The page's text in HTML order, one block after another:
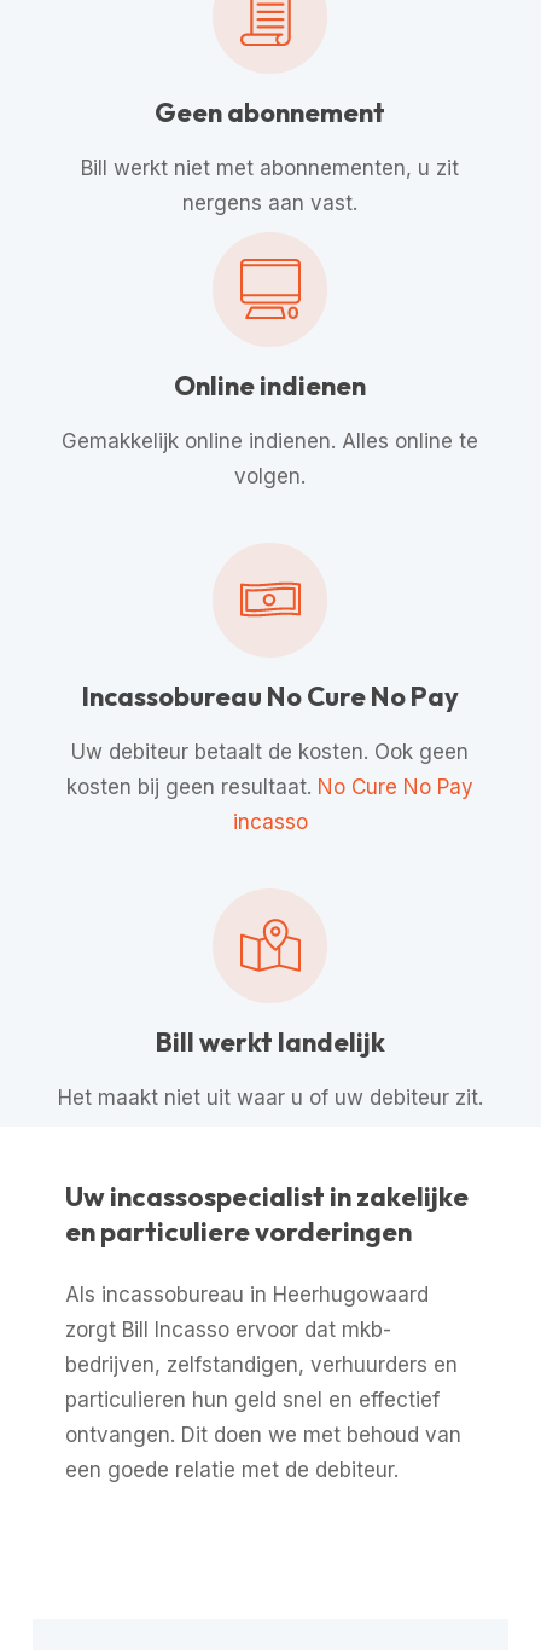
Geen abonnement
Bill werkt niet met abonnementen, u zit
nergens aan vast.
Online indienen
Gemakkelijk online indienen. Alles online te
volgen.
Incassobureau No Cure No Pay
Uw debiteur betaalt de kosten. Ook geen
kosten bij geen resultaat. No Cure No Pay
incasso
Bill werkt landelijk
Het maakt niet uit waar u of uw debiteur zit.
Uw incassospecialist in zakelijke
en particuliere vorderingen
Als incassobureau in Heerhugowaard
zorgt Bill Incasso ervoor dat mkb-
bedrijven, zelfstandigen, verhuurders en
particulieren hun geld snel en effectief
ontvangen. Dit doen we met behoud van
een goede relatie met de debiteur.